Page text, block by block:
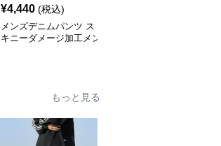
¥4,440 (税込)
メンズデニムパンツ ス
キニーダメージ加工メン
もっと見る